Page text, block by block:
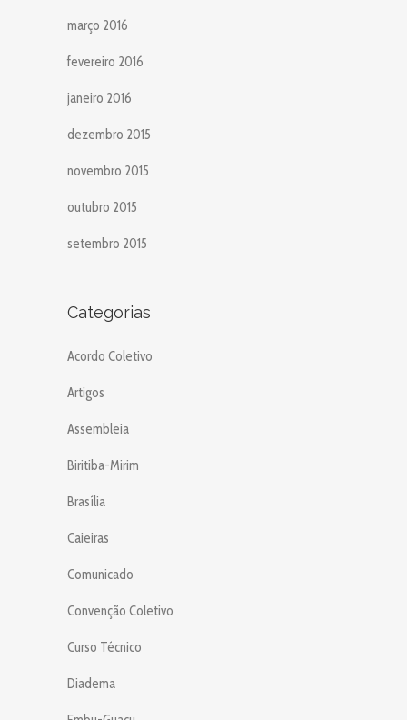
março 2016
fevereiro 2016
janeiro 2016
dezembro 2015
novembro 2015
outubro 2015
setembro 2015
Categorias
Acordo Coletivo
Artigos
Assembleia
Biritiba-Mirim
Brasília
Caieiras
Comunicado
Convenção Coletivo
Curso Técnico
Diadema